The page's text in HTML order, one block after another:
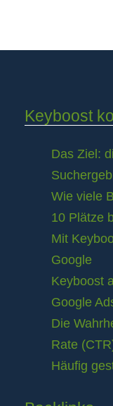
Keyboost
Das Ziel:
Wie viele
10 Plätze
Mit
Google
Keyboost
Google
Die
Rate
Häufig